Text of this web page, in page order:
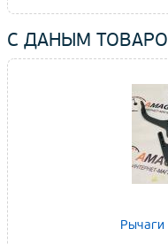
С ДАНЫМ
Рычаги